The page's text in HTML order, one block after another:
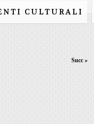
CULTURALI
Succ »